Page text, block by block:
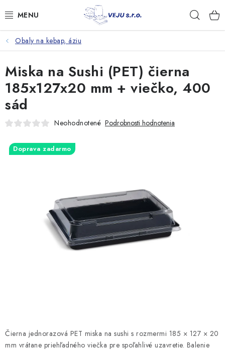
na
TAŠKY A VRECKÁ
FÓLIE, PAPIER, RUKAVICE
JEDNORÁZOVÝ RIAD
OBALY NA JEDLO
VRECIA NA ODPAD, HYGIENA
Doprava a platba
Obaly na kebap, áziu
Čierna jednorazová PET miska na sushi s rozmermi 185 × 127 × 20
mm vrátane priehľadného viečka pre spoľahlivé uzavretie. Balenie
Miska na Sushi (PET) čierna
185x127x20 mm + viečko, 400
sád
Neohodnotené Podrobnosti hodnotenia
Doprava zadarmo